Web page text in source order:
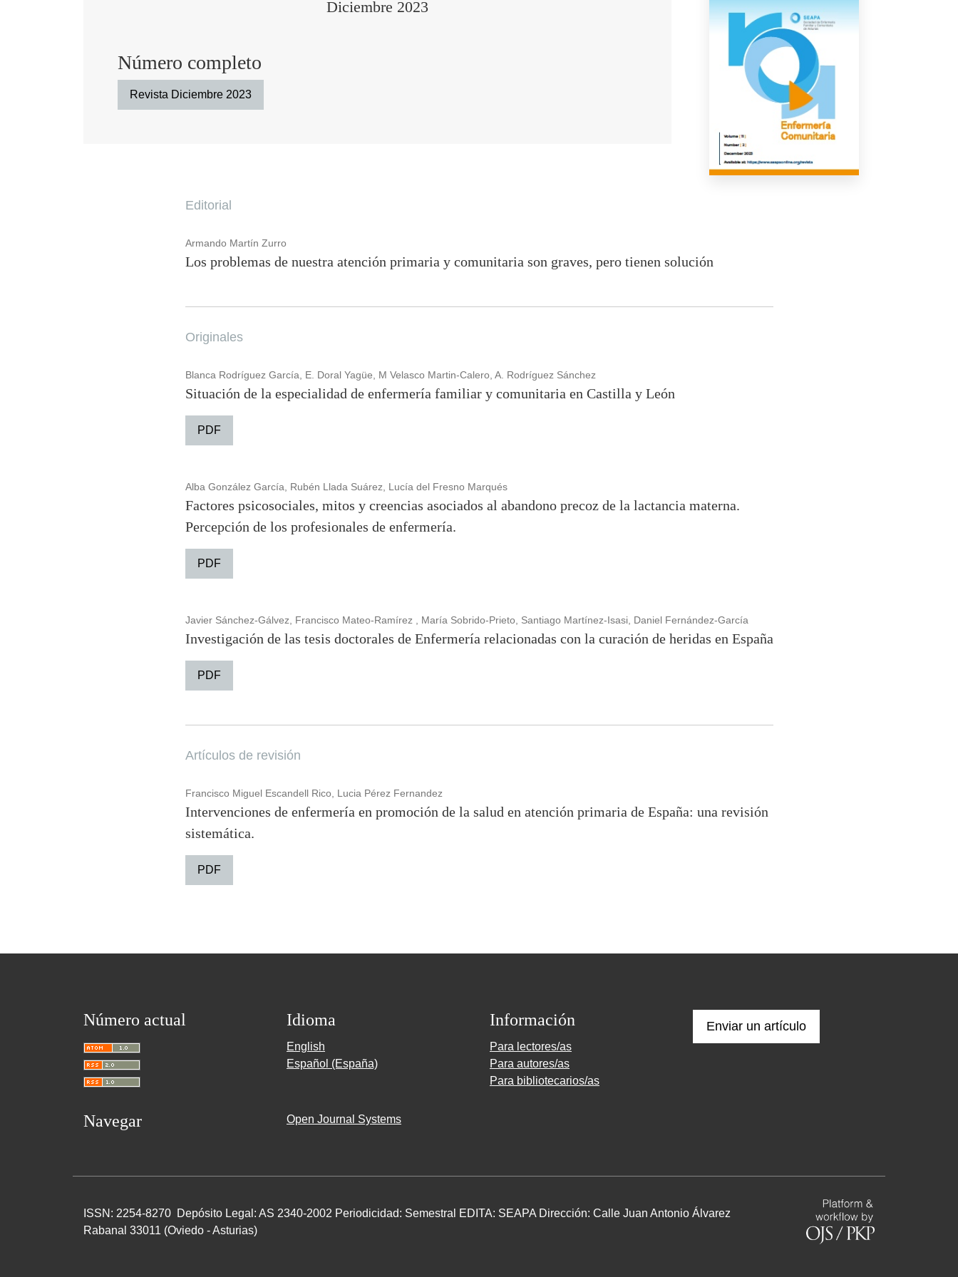
Diciembre 2023
Número completo
Revista Diciembre 2023
Editorial
Armando Martín Zurro
Los problemas de nuestra atención primaria y comunitaria son graves, pero tienen solución
Originales
Blanca Rodríguez García, E. Doral Yagüe, M Velasco Martin-Calero, A. Rodríguez Sánchez
Situación de la especialidad de enfermería familiar y comunitaria en Castilla y León
PDF
Alba González García, Rubén Llada Suárez, Lucía del Fresno Marqués
Factores psicosociales, mitos y creencias asociados al abandono precoz de la lactancia materna.
Percepción de los profesionales de enfermería.
PDF
Javier Sánchez-Gálvez, Francisco Mateo-Ramírez , María Sobrido-Prieto, Santiago Martínez-Isasi, Daniel Fernández-García
Investigación de las tesis doctorales de Enfermería relacionadas con la curación de heridas en España
PDF
Artículos de revisión
Francisco Miguel Escandell Rico, Lucia Pérez Fernandez
Intervenciones de enfermería en promoción de la salud en atención primaria de España: una revisión
sistemática.
PDF
Número actual Idioma
English
Español (España)
Información
Para lectores/as
Para autores/as
Para bibliotecarios/as
Enviar un artículo
Navegar Open Journal Systems
ISSN: 2254-8270 Depósito Legal: AS 2340-2002 Periodicidad: Semestral EDITA: SEAPA Dirección: Calle Juan Antonio Álvarez
Rabanal 33011 (Oviedo - Asturias)